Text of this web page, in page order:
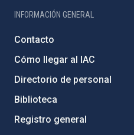
INFORMACIÓN GENERAL
Contacto
Cómo llegar al IAC
Directorio de personal
Biblioteca
Registro general